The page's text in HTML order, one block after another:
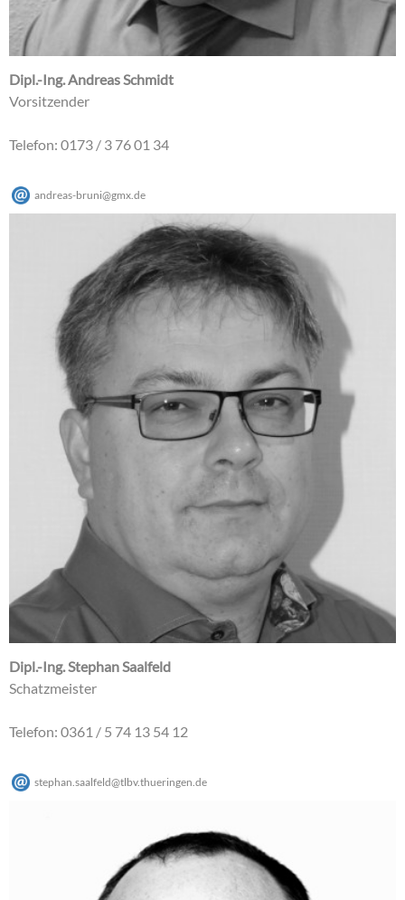
Dipl.-Ing. Andreas Schmidt
Vorsitzender
Telefon: 0173 / 3 76 01 34
andreas-bruni@gmx de
Dipl.-Ing. Stephan Saalfeld
Schatzmeister
Telefon: 0361 / 5 74 13 54 12
stephan.saalfeld@tlbv.thueringen.de